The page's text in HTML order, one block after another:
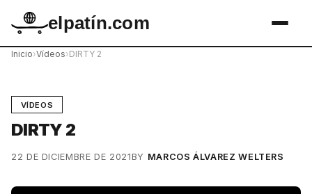
elpatín.com
Inicio›Vídeos›DIRTY 2
VÍDEOS
DIRTY 2
22 DE DICIEMBRE DE 2021BY MARCOS ÁLVAREZ WELTERS